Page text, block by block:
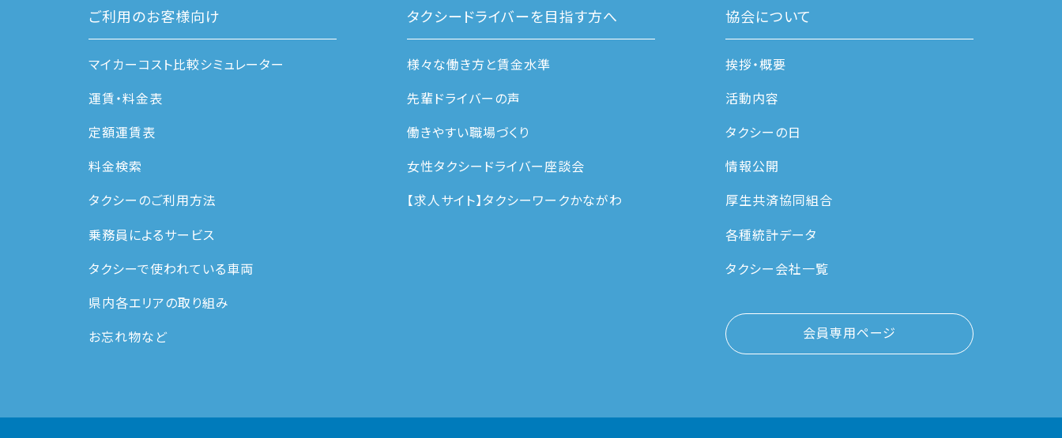
ご利用のお客様向け
マイカーコスト比較シミュレーター
運賃・料⾦表
定額運賃表
料金検索
タクシーのご利用方法
乗務員によるサービス
タクシーで使われている車両
県内各エリアの取り組み
お忘れ物など
タクシードライバーを目指す方へ
様々な働き方と賃金水準
先輩ドライバーの声
働きやすい職場づくり
女性タクシードライバー座談会
【求人サイト】タクシーワークかながわ
協会について
挨拶・概要
活動内容
タクシーの日
情報公開
厚生共済協同組合
各種統計データ
タクシー会社一覧
会員専用ページ